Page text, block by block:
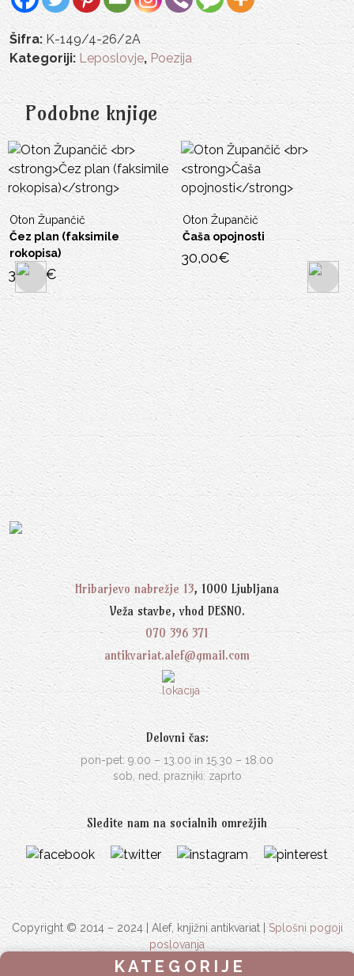
Šifra: K-149/4-26/2A
Kategoriji: Leposlovje, Poezija
Podobne knjige
Oton Župančič
Čez plan (faksimile
rokopisa)
30,00€
Oton Župančič
Čaša opojnosti
30,00€
Hribarjevo nabrežje 13, 1000 Ljubljana
Veža stavbe, vhod DESNO.
070 396 371
antikvariat.alef@gmail.com
Delovni čas:
pon-pet: 9.00 – 13.00 in 15.30 – 18.00
sob, ned, prazniki: zaprto
Sledite nam na socialnih omrežjih
Copyright © 2014 – 2024 | Alef, knjižni antikvariat |Splošni pogoji
poslovanja
K A T E G O R I J E